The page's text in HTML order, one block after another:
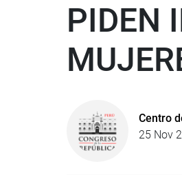
PIDEN
Centro
25 Nov